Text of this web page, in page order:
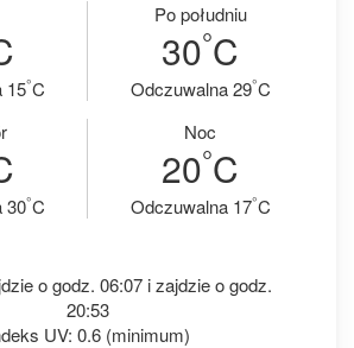
15°C
Po południu
30°C
Odczuwalna 29°C
30°C
Noc
20°C
Odczuwalna 17°C
o godz. 06:07 i zajdzie o godz.
20:53
UV: 0.6 (minimum)